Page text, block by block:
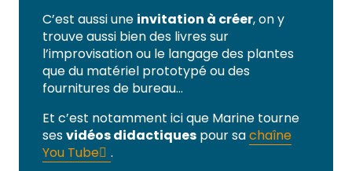
C’est aussi une invitation à créer, on y
trouve aussi bien des livres sur
l’improvisation ou le langage des plantes
que du matériel prototypé ou des
fournitures de bureau…
Et c’est notamment ici que Marine tourne
sesvidéos didactiques pour sachaîne
You Tube
.